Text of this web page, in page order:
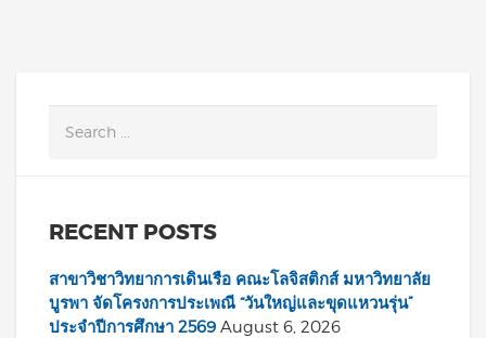
RECENT POSTS
สาขาวิชาวิทยาการเดินเรือ คณะโลจิสติกส์ มหาวิทยาลัย
บูรพา จัดโครงการประเพณี “วันใหญ่และขุดแหวนรุ่น”
ประจำปีการศึกษา 2569 August 6, 2026